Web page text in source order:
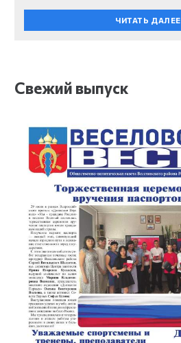
ЧИТАТЬ ДАЛЕЕ
Свежий выпуск